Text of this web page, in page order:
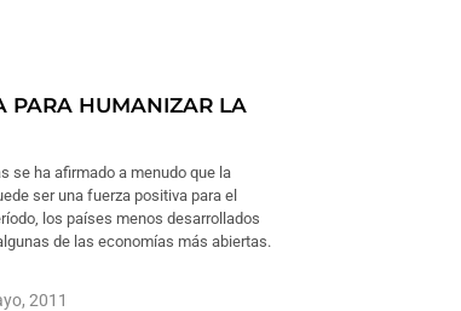
PARA HUMANIZAR LA
se ha afirmado a menudo que la
ser una fuerza positiva para el
los países menos desarrollados
de las economías más abiertas.
2011